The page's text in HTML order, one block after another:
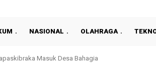
NASIONAL OLAHRAGA
Anak di OKU Timur, Tersangka Ditangkap